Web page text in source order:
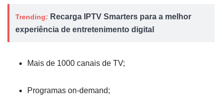
Trending: Recarga IPTV Smarters para a melhor
experiência de entretenimento digital
Mais de 1000 canais de TV;
Programas on-demand;